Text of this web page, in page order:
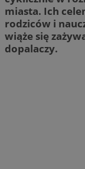
miasta. Ich
rodziców i
wiąże się
dopalaczy.